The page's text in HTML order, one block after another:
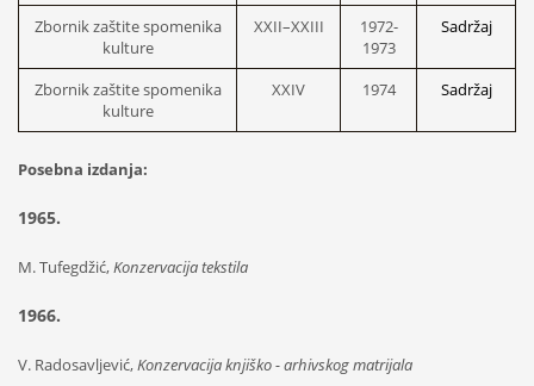
Zbornik zaštite spomenika
kulture
XXII–XXIII
1972-
1973
Sadržaj
Zbornik zaštite spomenika
kulture
XXIV 1974 Sadržaj
Posebna izdanja:
1965.
M. Tufegdžić,Konzervacija tekstila
1966.
V. Radosavljević,Konzervacija knjiško - arhivskog matrijala